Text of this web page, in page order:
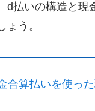
d払いの構造と現
ょう。
合算払いを使っ